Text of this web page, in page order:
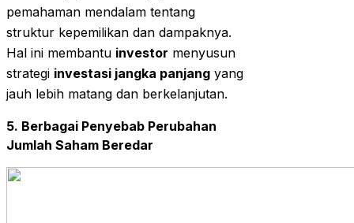
pemahaman mendalam tentang
struktur kepemilikan dan dampaknya.
Hal ini membantu investor menyusun
strategi investasi jangka panjang yang
jauh lebih matang dan berkelanjutan.
5. Berbagai Penyebab Perubahan
Jumlah Saham Beredar